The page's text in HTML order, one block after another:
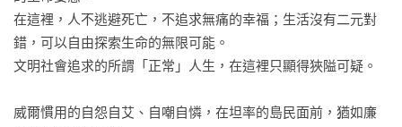
在這裡，人不逃避死亡，不追求無痛的幸福；生活沒有二元對
錯，可以自由探索生命的無限可能。
文明社會追求的所謂「正常」人生，在這裡只顯得狹隘可疑。
威爾慣用的自怨自艾、自嘲自憐，在坦率的島民面前，猶如廉